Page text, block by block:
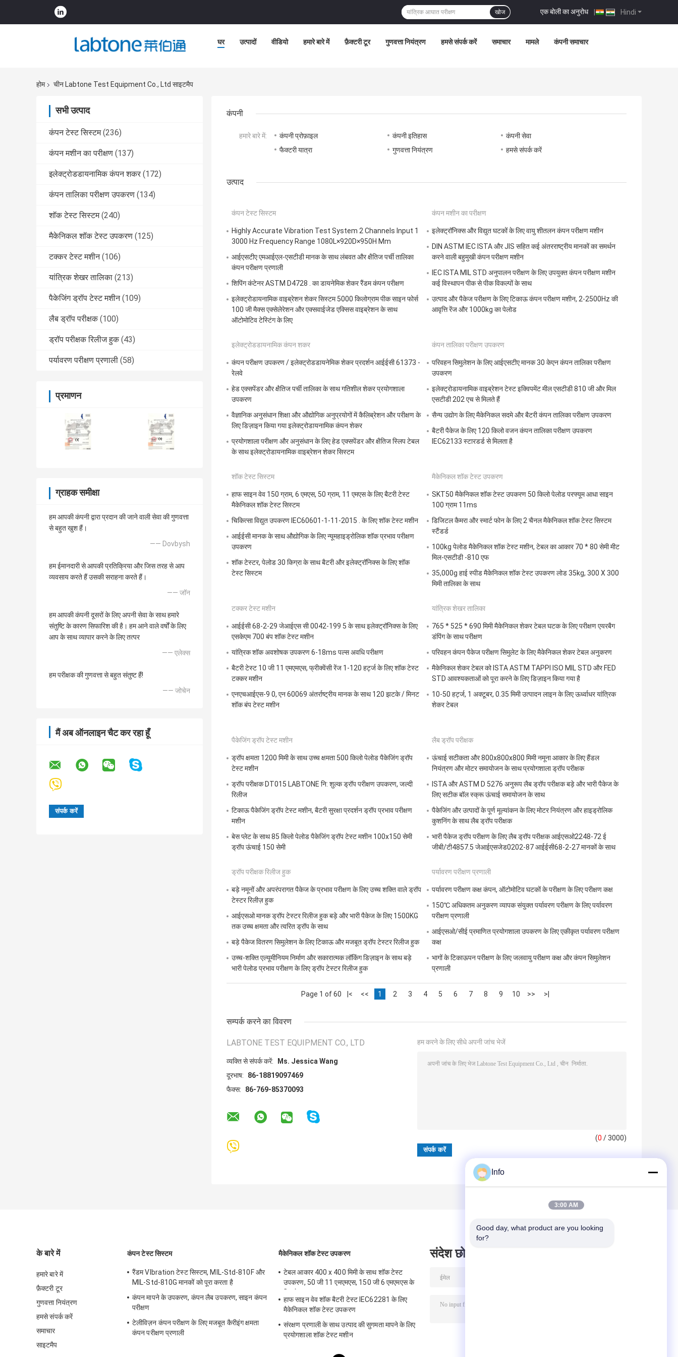
Hindi
एक बोली का अनुरोध |
खोज
घर उत्पादों वीडियो हमारे बारे में फ़ैक्टरी टूर गुणवत्ता नियंत्रण हमसे संपर्क करें समाचार मामले कंपनी समाचार
होम चीन Labtone Test Equipment Co., Ltd साइटमैप
सभी उत्पाद
कंपन टेस्ट सिस्टम (236)
कंपन मशीन का परीक्षण (137)
इलेक्ट्रोडडायनामिक कंपन शकर (172)
कंपन तालिका परीक्षण उपकरण (134)
शॉक टेस्ट सिस्टम (240)
मैकेनिकल शॉक टेस्ट उपकरण (125)
टक्कर टेस्ट मशीन (106)
यांत्रिक शेखर तालिका (213)
पैकेजिंग ड्रॉप टेस्ट मशीन (109)
लैब ड्रॉप परीक्षक (100)
ड्रॉप परीक्षक रिलीज हुक (43)
पर्यावरण परीक्षण प्रणाली (58)
प्रमाणन
ग्राहक समीक्षा
हम आपकी कंपनी द्वारा प्रदान की जाने वाली सेवा की गुणवत्ता
से बहुत खुश हैं।
—— Dovbysh
हम ईमानदारी से आपकी प्रतिक्रिया और जिस तरह से आप
व्यवसाय करते हैं उसकी सराहना करते हैं।
—— जॉन
हम आपकी कंपनी दूसरों के लिए अपनी सेवा के साथ हमारे
संतुष्टि के कारण सिफारिश की है। हम आने वाले वर्षों के लिए
आप के साथ व्यापार करने के लिए तत्पर
—— एलेक्स
हम परीक्षक की गुणवत्ता से बहुत संतुष्ट हैं!
—— जोचेन
मैं अब ऑनलाइन चैट कर रहा हूँ
कंपनी
हमारे बारे में: कंपनी प्रोफ़ाइल कंपनी इतिहास
कंपनी सेवा
फैक्टरी यात्रा
गुणवत्ता नियंत्रण हमसे संपर्क करें
उत्पाद
कंपन टेस्ट सिस्टम
Highly Accurate Vibration Test System 2 Channels Input 1
3000 Hz Frequency Range 1080L×920D×950H Mm
आईएसटीए एमआईएल-एसटीडी मानक के साथ लंबवत और क्षैतिज पर्ची तालिका
कंपन परीक्षण प्रणाली
शिपिंग कंटेनर ASTM D4728 . का डायनेमिक शेकर रैंडम कंपन परीक्षण
इलेक्ट्रोडायनामिक वाइब्रेशन शेकर सिस्टम 5000 किलोग्राम पीक साइन फोर्स
100 जी मैक्स एक्सेलेरेशन और एक्सवाईजेड एक्सिस वाइब्रेशन के साथ
ऑटोमोटिव टेस्टिंग के लिए
कंपन मशीन का परीक्षण
इलेक्ट्रॉनिक्स और विद्युत घटकों के लिए वायु शीतलन कंपन परीक्षण मशीन
DIN ASTM IEC ISTA और JIS सहित कई अंतरराष्ट्रीय मानकों का समर्थन
करने वाली बहुमुखी कंपन परीक्षण मशीन
IEC ISTA MIL STD अनुपालन परीक्षण के लिए उपयुक्त कंपन परीक्षण मशीन
कई विस्थापन पीक से पीक विकल्पों के साथ
उत्पाद और पैकेज परीक्षण के लिए टिकाऊ कंपन परीक्षण मशीन, 2-2500Hz की
आवृत्ति रेंज और 1000kg का पेलोड
इलेक्ट्रोडडायनामिक कंपन शकर
कंपन परीक्षण उपकरण / इलेक्ट्रोडडायनेमिक शेकर प्रदर्शन आईईसी 61373 -
रेलवे
हेड एक्सपेंडर और क्षैतिज पर्ची तालिका के साथ गतिशील शेकर प्रयोगशाला
उपकरण
वैज्ञानिक अनुसंधान शिक्षा और औद्योगिक अनुप्रयोगों में कैलिब्रेशन और परीक्षण के
लिए डिज़ाइन किया गया इलेक्ट्रोडायनामिक कंपन शेकर
प्रयोगशाला परीक्षण और अनुसंधान के लिए हेड एक्सपेंडर और क्षैतिज स्लिप टेबल
के साथ इलेक्ट्रोडायनामिक वाइब्रेशन शेकर सिस्टम
कंपन तालिका परीक्षण उपकरण
परिवहन सिमुलेशन के लिए आईएसटीए मानक 30 केएन कंपन तालिका परीक्षण
उपकरण
इलेक्ट्रोडायनामिक वाइब्रेशन टेस्ट इक्विपमेंट मील एसटीडी 810 जी और मिल
एसटीडी 202 एच से मिलते हैं
सैन्य उद्योग के लिए मैकेनिकल सदमे और बैटरी कंपन तालिका परीक्षण उपकरण
बैटरी पैकेज के लिए 120 किलो वजन कंपन तालिका परीक्षण उपकरण
IEC62133 स्टारडर्ड से मिलता है
शॉक टेस्ट सिस्टम
हाफ साइन वेव 150 ग्राम, 6 एमएस, 50 ग्राम, 11 एमएस के लिए बैटरी टेस्ट
मैकेनिकल शॉक टेस्ट सिस्टम
चिकित्सा विद्युत उपकरण IEC60601-1-11-2015 . के लिए शॉक टेस्ट मशीन
आईईसी मानक के साथ औद्योगिक के लिए न्यूमहाइड्रोलिक शॉक प्रभाव परीक्षण
उपकरण
शॉक टेस्टर, पेलोड 30 किग्रा के साथ बैटरी और इलेक्ट्रॉनिक्स के लिए शॉक
टेस्ट सिस्टम
मैकेनिकल शॉक टेस्ट उपकरण
SKT50 मैकेनिकल शॉक टेस्ट उपकरण 50 किलो पेलोड परफ्यूम आधा साइन
100 ग्राम 11ms
डिजिटल कैमरा और स्मार्ट फोन के लिए 2 चैनल मैकेनिकल शॉक टेस्ट सिस्टम
स्टैंडर्ड
100kg पेलोड मैकेनिकल शॉक टेस्ट मशीन, टेबल का आकार 70 * 80 सेमी मीट
मिल-एसटीडी -810 एफ
35,000g हाई स्पीड मैकेनिकल शॉक टेस्ट उपकरण लोड 35kg, 300 X 300
मिमी तालिका के साथ
टक्कर टेस्ट मशीन
आईईसी 68-2-29 जेआईएस सी 0042-199 5 के साथ इलेक्ट्रॉनिक्स के लिए
एसकेएम 700 बंप शॉक टेस्ट मशीन
यांत्रिक शॉक अवशोषक उपकरण 6-18ms पल्स अवधि परीक्षण
बैटरी टेस्ट 10 जी 11 एमएमएस, फ्रीक्वेंसी रेंज 1-120 हर्ट्ज के लिए शॉक टेस्ट
टक्कर मशीन
एनएचआईएस-9 0, एन 60069 अंतर्राष्ट्रीय मानक के साथ 120 झटके / मिनट
शॉक बंप टेस्ट मशीन
यांत्रिक शेखर तालिका
765 * 525 * 690 मिमी मैकेनिकल शेकर टेबल घटक के लिए परीक्षण एयरबैग
डंपिंग के साथ परीक्षण
परिवहन कंपन पैकेज परीक्षण सिमुलेट के लिए मैकेनिकल शेकर टेबल अनुकरण
मैकेनिकल शेकर टेबल को ISTA ASTM TAPPI ISO MIL STD और FED
STD आवश्यकताओं को पूरा करने के लिए डिज़ाइन किया गया है
10-50 हर्ट्ज, 1 अक्टूबर, 0.35 मिमी उत्पादन लाइन के लिए ऊर्ध्वाधर यांत्रिक
शेकर टेबल
पैकेजिंग ड्रॉप टेस्ट मशीन
ड्रॉप क्षमता 1200 मिमी के साथ उच्च क्षमता 500 किलो पेलोड पैकेजिंग ड्रॉप
टेस्ट मशीन
ड्रॉप परीक्षक DT015 LABTONE नि: शुल्क ड्रॉप परीक्षण उपकरण, जल्दी
रिलीज
टिकाऊ पैकेजिंग ड्रॉप टेस्ट मशीन, बैटरी सुरक्षा प्रदर्शन ड्रॉप प्रभाव परीक्षण
मशीन
बेस प्लेट के साथ 85 किलो पेलोड पैकेजिंग ड्रॉप टेस्ट मशीन 100x150 सेमी
ड्रॉप ऊंचाई 150 सेमी
लैब ड्रॉप परीक्षक
ऊंचाई सटीकता और 800x800x800 मिमी नमूना आकार के लिए हैंडल
नियंत्रण और मोटर समायोजन के साथ प्रयोगशाला ड्रॉप परीक्षक
ISTA और ASTM D 5276 अनुरूप लैब ड्रॉप परीक्षक बड़े और भारी पैकेज के
लिए सटीक बॉल स्क्रू ऊंचाई समायोजन के साथ
पैकेजिंग और उत्पादों के पूर्ण मूल्यांकन के लिए मोटर नियंत्रण और हाइड्रोलिक
कुशनिंग के साथ लैब ड्रॉप परीक्षक
भारी पैकेज ड्रॉप परीक्षण के लिए लैब ड्रॉप परीक्षक आईएसओ2248-72 ई
जीबी/टी4857.5 जेआईएसजेड0202-87 आईईसी68-2-27 मानकों के साथ
ड्रॉप परीक्षक रिलीज हुक
बड़े नमूनों और अपरंपरागत पैकेज के प्रभाव परीक्षण के लिए उच्च शक्ति वाले ड्रॉप
टेस्टर रिलीज़ हुक
आईएसओ मानक ड्रॉप टेस्टर रिलीज हुक बड़े और भारी पैकेज के लिए 1500KG
तक उच्च क्षमता और त्वरित ड्रॉप के साथ
बड़े पैकेज वितरण सिमुलेशन के लिए टिकाऊ और मजबूत ड्रॉप टेस्टर रिलीज हुक
उच्च-शक्ति एल्यूमीनियम निर्माण और सकारात्मक लॉकिंग डिज़ाइन के साथ बड़े
भारी पेलोड प्रभाव परीक्षण के लिए ड्रॉप टेस्टर रिलीज हुक
पर्यावरण परीक्षण प्रणाली
पर्यावरण परीक्षण कक्ष कंपन, ऑटोमोटिव घटकों के परीक्षण के लिए परीक्षण कक्ष
150℃ अधिकतम अनुकरण व्यापक संयुक्त पर्यावरण परीक्षण के लिए पर्यावरण
परीक्षण प्रणाली
आईएसओ/सीई प्रमाणित प्रयोगशाला उपकरण के लिए एकीकृत पर्यावरण परीक्षण
कक्ष
भागों के टिकाऊपन परीक्षण के लिए जलवायु परीक्षण कक्ष और कंपन सिमुलेशन
प्रणाली
Page 1 of 60 |< << 1 2 3 4 5 6 7 8 9 10 >> >|
सम्पर्क करने का विवरण
LABTONE TEST EQUIPMENT CO., LTD
व्यक्ति से संपर्क करें:
Ms. Jessica Wang
दूरभाष:
86-18819097469
फैक्स:
86-769-85370093
हम करने के लिए सीधे अपनी जांच भेजें
(0 / 3000)
के बारे में
हमारे बारे में
फ़ैक्टरी टूर
गुणवत्ता नियंत्रण
हमसे संपर्क करें
समाचार
साइटमैप
कंपन टेस्ट सिस्टम
रैंडम VIbration टेस्ट सिस्टम, MIL-Std-810F और
MIL-Std-810G मानकों को पूरा करता है
कंपन मापने के उपकरण, कंपन लैब उपकरण, साइन कंपन
परीक्षण
टेलीविज़न कंपन परीक्षण के लिए मजबूत कैरीइंग क्षमता
कंपन परीक्षण प्रणाली
मैकेनिकल शॉक टेस्ट उपकरण
टेबल आकार 400 x 400 मिमी के साथ शॉक टेस्ट
उपकरण, 50 जी 11 एमएमएस, 150 जी 6 एमएमएस के
हाफ साइन वेव शॉक बैटरी टेस्ट IEC62281 के लिए
मैकेनिकल शॉक टेस्ट उपकरण
संरक्षण प्रणाली के साथ उत्पाद की सुगमता मापने के लिए
प्रयोगशाला शॉक टेस्ट मशीन
संदेश छोड़ दो
Info
3:00 AM
Good day, what product are you looking
for?